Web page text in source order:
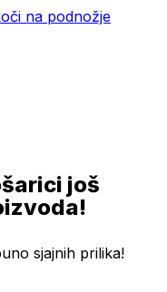
na podnožje
još
sjajnih prilika!